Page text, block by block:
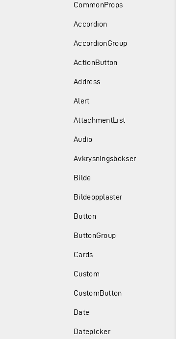
CommonProps
Accordion
AccordionGroup
ActionButton
Address
Alert
AttachmentList
Audio
Avkrysningsbokser
Bilde
Bildeopplaster
Button
ButtonGroup
Cards
Custom
CustomButton
Date
Datepicker